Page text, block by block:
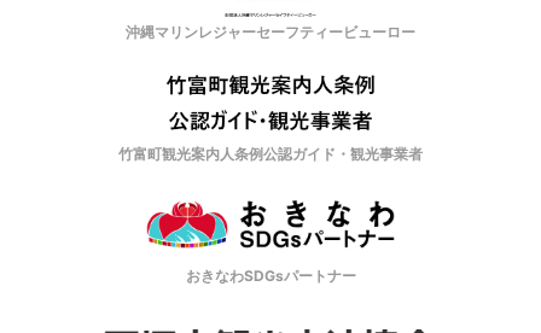
沖縄マリンレジャーセーフティービューロー
竹富町観光案内人条例公認ガイド・観光事業者
おきなわSDGsパートナー